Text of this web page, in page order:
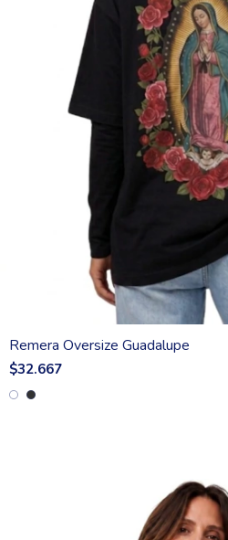
Remera Oversize Guadalupe
$32.667